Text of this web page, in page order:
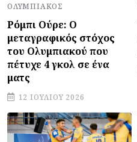
ΟΛΥΜΠΙΑΚΌΣ
Ρόμπι Ούρε: Ο
μεταγραφικός στόχος
του Ολυμπιακού που
πέτυχε 4 γκολ σε ένα
ματς
12 ΙΟΥΛΊΟΥ 2026